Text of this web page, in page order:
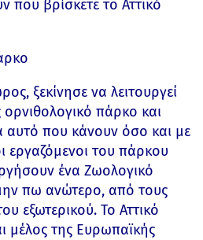
που βρίσκετε το Αττικό
ξεκίνησε να λειτουργεί
πάρκο και
αυτό που κάνουν όσο και με
εργαζόμενοι του πάρκου
ένα Ζωολογικό
πω ανώτερο, από τους
εξωτερικού. Το Αττικό
μέλος της Ευρωπαϊκής